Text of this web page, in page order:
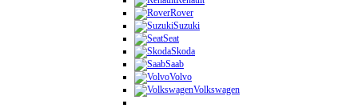
Rover
Suzuki
Seat
Skoda
Saab
Volvo
Volkswagen